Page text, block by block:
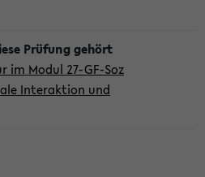
im Modul 27-GF-Soz
Interaktion und